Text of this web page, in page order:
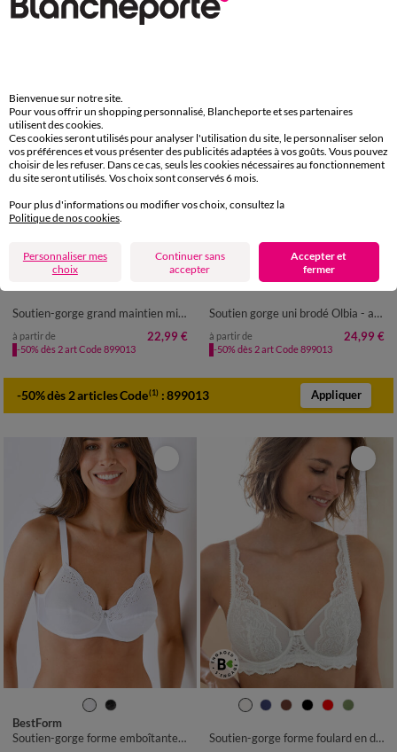
Soutien-gorge grand maintien microfibre Caminata - avec armatures
à partir de 22,99 €
-50% dès 2 art Code 899013
Soutien gorge uni brodé Olbia - avec armatures
à partir de 24,99 €
-50% dès 2 art Code 899013
-50% dès 2 articles Code(1) :899013 Appliquer
BestForm
Soutien-gorge forme emboîtante Emily maille satinée et broderie – avec armatures
Soutien-gorge forme foulard en dentelle et tulle stretch Guspini - avec armatures
Bienvenue sur notre site.
Pour vous offrir un shopping personnalisé, Blancheporte et ses partenaires
utilisent des cookies.
Ces cookies seront utilisés pour analyser l'utilisation du site, le personnaliser selon
vos préférences et vous présenter des publicités adaptées à vos goûts. Vous pouvez
choisir de les refuser. Dans ce cas, seuls les cookies nécessaires au fonctionnement
du site seront utilisés. Vos choix sont conservés 6 mois.
Pour plus d'informations ou modifier vos choix, consultez la
Politique de nos cookies.
Personnaliser mes
choix
Continuer sans
accepter
Accepter et
fermer